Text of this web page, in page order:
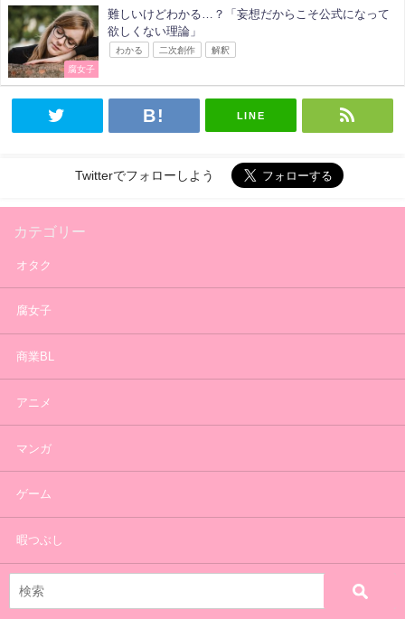
腐女子
難しいけどわかる…？「妄想だからこそ公式になって
欲しくない理論」
わかる 二次創作 解釈
LINE
Twitterでフォローしよう
カテゴリー
オタク
腐女子
商業BL
アニメ
マンガ
ゲーム
暇つぶし